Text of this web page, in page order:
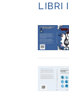
LIBRI